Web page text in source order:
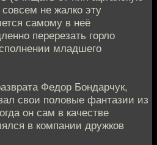
не жалко эту
самому в неё
перерезать горло
младшего
Федор Бондарчук,
свои половые фантазии из
он сам в качестве
в компании дружков